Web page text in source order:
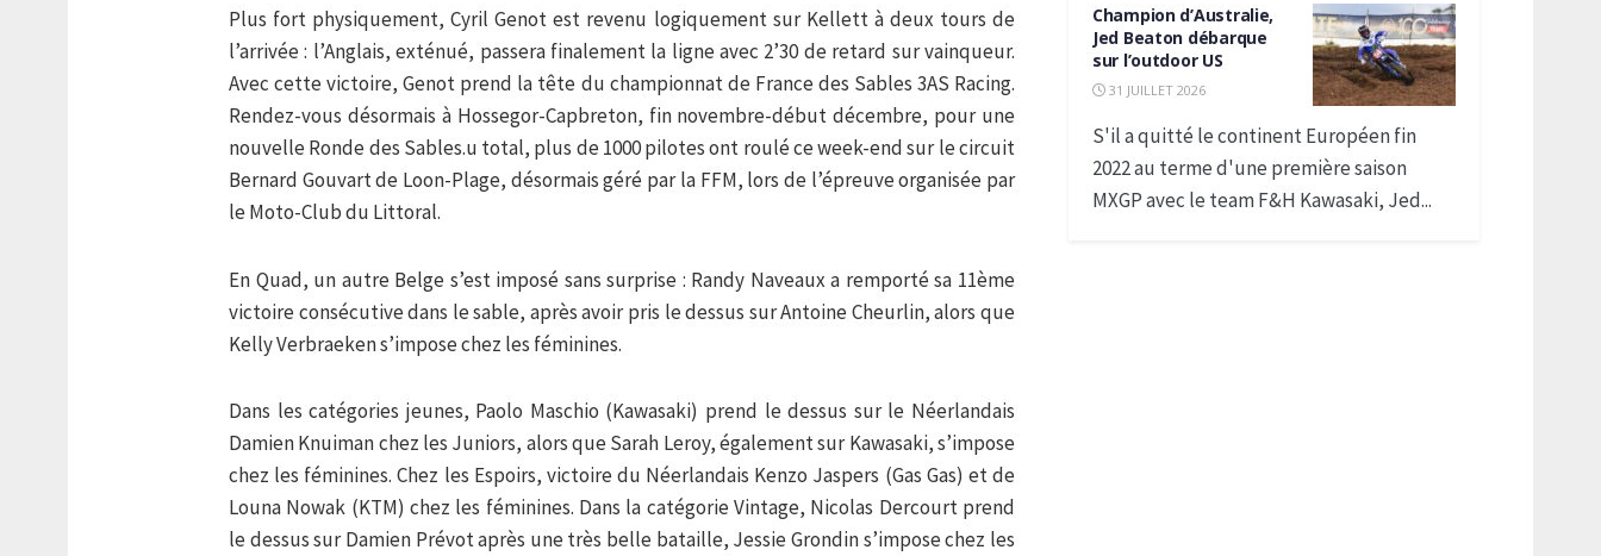
Plus fort physiquement, Cyril Genot est revenu logiquement sur Kellett à deux tours de
l’arrivée : l’Anglais, exténué, passera finalement la ligne avec 2’30 de retard sur vainqueur.
Avec cette victoire, Genot prend la tête du championnat de France des Sables 3AS Racing.
Rendez-vous désormais à Hossegor-Capbreton, fin novembre-début décembre, pour une
nouvelle Ronde des Sables.u total, plus de 1000 pilotes ont roulé ce week-end sur le circuit
Bernard Gouvart de Loon-Plage, désormais géré par la FFM, lors de l’épreuve organisée par
le Moto-Club du Littoral.
En Quad, un autre Belge s’est imposé sans surprise : Randy Naveaux a remporté sa 11ème
victoire consécutive dans le sable, après avoir pris le dessus sur Antoine Cheurlin, alors que
Kelly Verbraeken s’impose chez les féminines.
Dans les catégories jeunes, Paolo Maschio (Kawasaki) prend le dessus sur le Néerlandais
Damien Knuiman chez les Juniors, alors que Sarah Leroy, également sur Kawasaki, s’impose
chez les féminines. Chez les Espoirs, victoire du Néerlandais Kenzo Jaspers (Gas Gas) et de
Louna Nowak (KTM) chez les féminines. Dans la catégorie Vintage, Nicolas Dercourt prend
le dessus sur Damien Prévot après une très belle bataille, Jessie Grondin s’impose chez les
Champion d’Australie,
Jed Beaton débarque
sur l’outdoor US
31 JUILLET 2026
S'il a quitté le continent Européen fin
2022 au terme d'une première saison
MXGP avec le team F&H Kawasaki, Jed...